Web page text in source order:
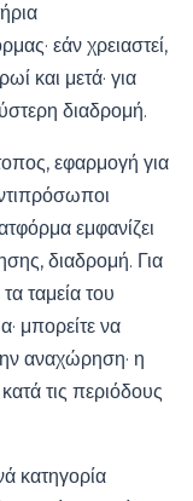
εάν χρειαστεί,
και μετά· για
διαδρομή.
εφαρμογή για
εμφανίζει
διαδρομή. Για
ταμεία του
μπορείτε να
αναχώρηση· η
τις περιόδους
κατηγορία